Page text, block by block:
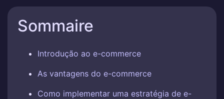
Sommaire
Introdução ao e-commerce
As vantagens do e-commerce
Como implementar uma estratégia de e-